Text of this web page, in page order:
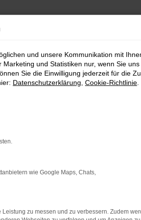
die Seite in einem anderen
und unsere Kommunikation mit
und Statistiken nur, wenn Sie
Sie die Einwilligung jederzeit für die
Datenschutzerklärung Cookie-Richtlinie
wie Google Maps, Chats,
zu messen und zu verbessern. Zudem